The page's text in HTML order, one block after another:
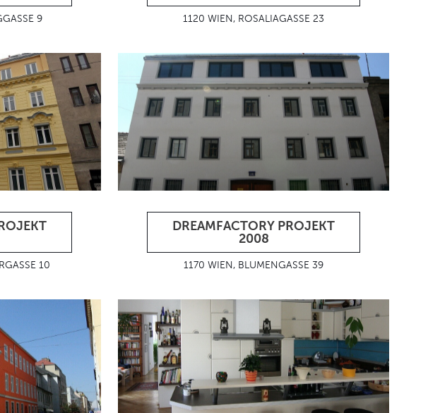
9 1120 WIEN, ROSALIAGASSE 23
10
DREAMFACTORY PROJEKT
2008
1170 WIEN, BLUMENGASSE 39